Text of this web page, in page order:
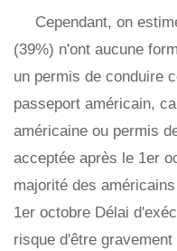
Cependant, on
(39%) n'ont aucune
un permis de conduire
passeport américain,
américaine ou permis
acceptée après le 1er
majorité des
1er octobre Délai
risque d'être